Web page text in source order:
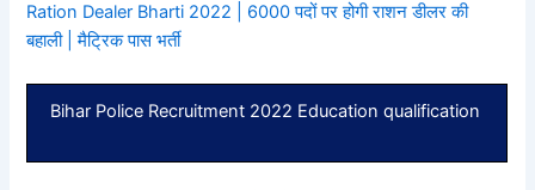
Ration Dealer Bharti 2022 | 6000 पदों पर होगी राशन डीलर की
बहाली | मैट्रिक पास भर्ती
Bihar Police Recruitment 2022 Education qualification